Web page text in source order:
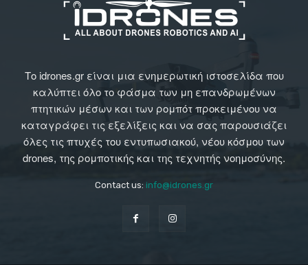
Το idrones.gr είναι μια ενημερωτική ιστοσελίδα που
καλύπτει όλο το φάσμα των μη επανδρωμένων
πτητικών μέσων και των ρομπότ προκειμένου να
καταγράφει τις εξελίξεις και να σας παρουσιάζει
όλες τις πτυχές του εντυπωσιακού, νέου κόσμου των
drones, της ρομποτικής και της τεχνητής νοημοσύνης.
Contact us: info@idrones.gr